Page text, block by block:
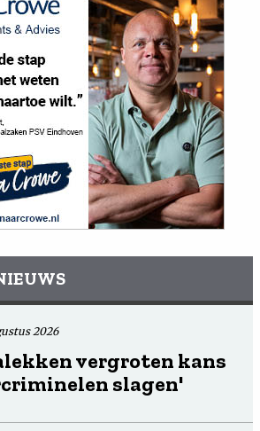
2026
vergroten kans
slagen'